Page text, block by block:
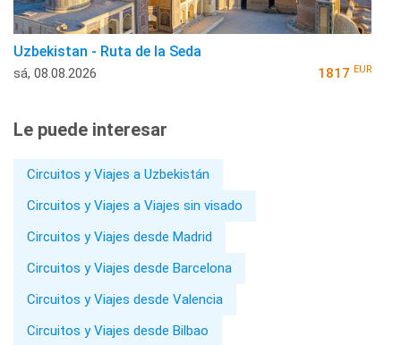
Uzbekistan - Ruta de la Seda
sá, 08.08.2026 1817 EUR
Le puede interesar
Circuitos y Viajes a Uzbekistán
Circuitos y Viajes a Viajes sin visado
Circuitos y Viajes desde Madrid
Circuitos y Viajes desde Barcelona
Circuitos y Viajes desde Valencia
Circuitos y Viajes desde Bilbao